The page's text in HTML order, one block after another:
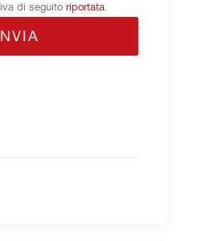
di seguito riportata.